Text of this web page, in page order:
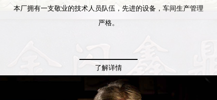
本厂拥有一支敬业的技术人员队伍，先进的设备，车间生产管理
严格。
广泛，适用于酒店、银行、小区、宾馆、别墅、家庭等各个领
域。
了解详情